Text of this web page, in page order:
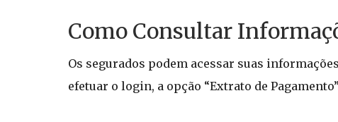
Como Consultar
Os segurados podem acessar suas
efetuar o login, a opção “Extrato de